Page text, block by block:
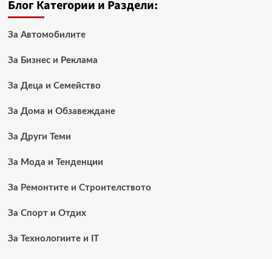
Блог Категории и Раздели:
За Автомобилите
За Бизнес и Реклама
За Деца и Семейство
За Дома и Обзавеждане
За Други Теми
За Мода и Тенденции
За Ремонтите и Строителството
За Спорт и Отдих
За Технологиите и IT